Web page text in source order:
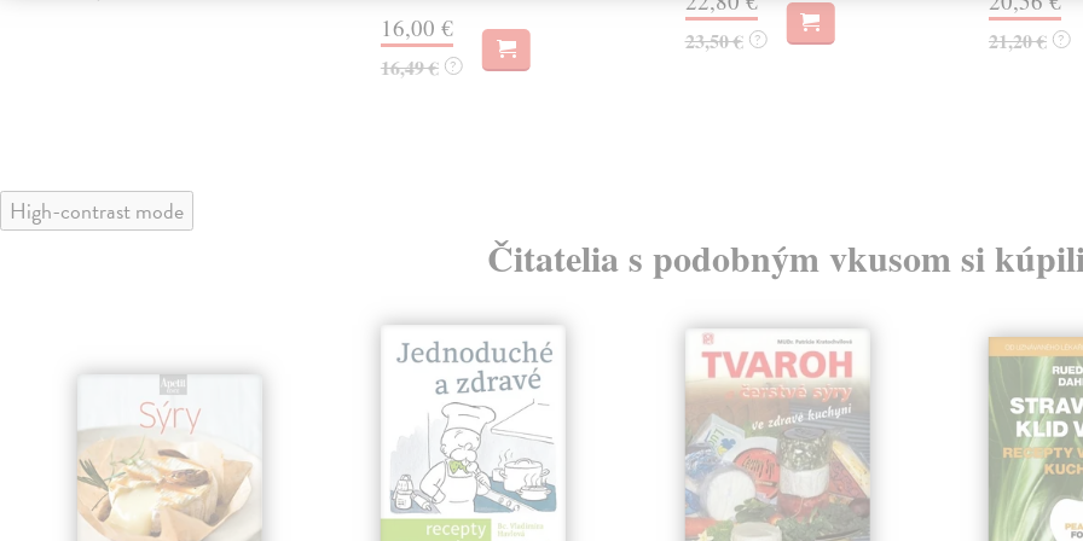
16,00 €
16,49 € ?
23,50 € ? 21,20 € ?
High-contrast mode
Čitatelia s podobným vkusom si